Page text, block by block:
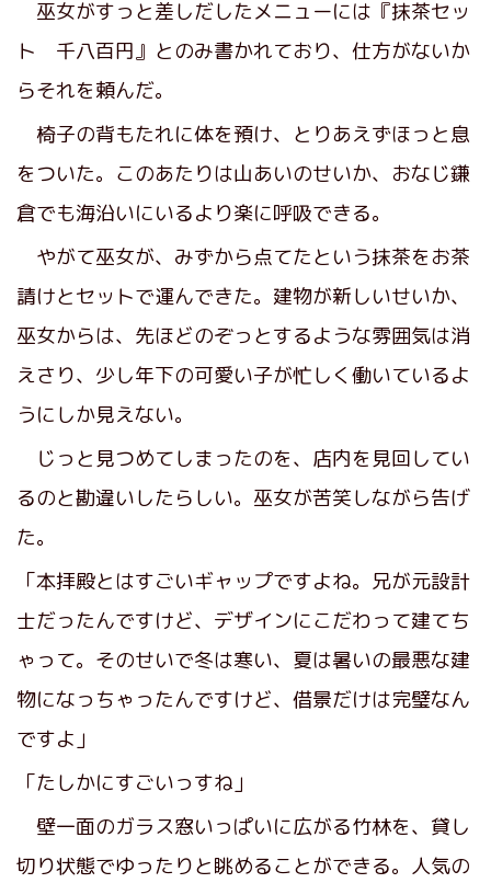
巫女がすっと差しだしたメニューには『抹茶セッ
ト 千八百円』とのみ書かれており、仕方がないか
らそれを頼んだ。
椅子の背もたれに体を預け、とりあえずほっと息
をついた。このあたりは山あいのせいか、おなじ鎌
倉でも海沿いにいるより楽に呼吸できる。
やがて巫女が、みずから点てたという抹茶をお茶
請けとセットで運んできた。建物が新しいせいか、
巫女からは、先ほどのぞっとするような雰囲気は消
えさり、少し年下の可愛い子が忙しく働いているよ
うにしか見えない。
じっと見つめてしまったのを、店内を見回してい
るのと勘違いしたらしい。巫女が苦笑しながら告げ
た。
「本拝殿とはすごいギャップですよね。兄が元設計
士だったんですけど、デザインにこだわって建てち
ゃって。そのせいで冬は寒い、夏は暑いの最悪な建
物になっちゃったんですけど、借景だけは完璧なん
ですよ」
「たしかにすごいっすね」
壁一面のガラス窓いっぱいに広がる竹林を、貸し
切り状態でゆったりと眺めることができる。人気の